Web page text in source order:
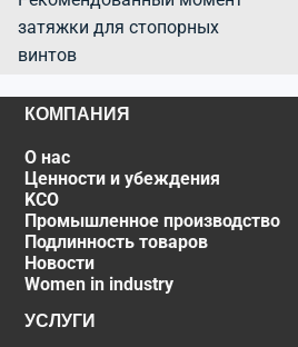
затяжки для стопорных
винтов
КОМПАНИЯ
О нас
Ценности и убеждения
KCO
Промышленное производство
Подлинность товаров
Новости
Women in industry
УСЛУГИ